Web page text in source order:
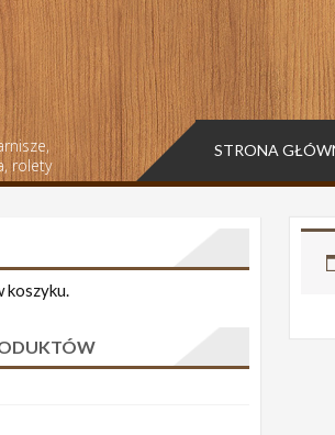
rolety
STRONA
koszyku.